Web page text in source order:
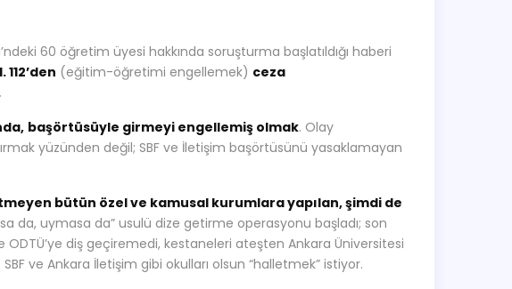
60 öğretim üyesi hakkında soruşturma başlatıldığı haberi
112’den (eğitim-öğretimi engellemek) ceza
başörtüsüyle girmeyi engellemiş olmak. Olay
yüzünden değil; SBF ve İletişim başörtüsünü yasaklamayan
bütün özel ve kamusal kurumlara yapılan, şimdi de
da, uymasa da” usulü dize getirme operasyonu başladı; son
ODTÜ’ye diş geçiremedi, kestaneleri ateşten Ankara Üniversitesi
SBF ve Ankara İletişim gibi okulları olsun “halletmek” istiyor.